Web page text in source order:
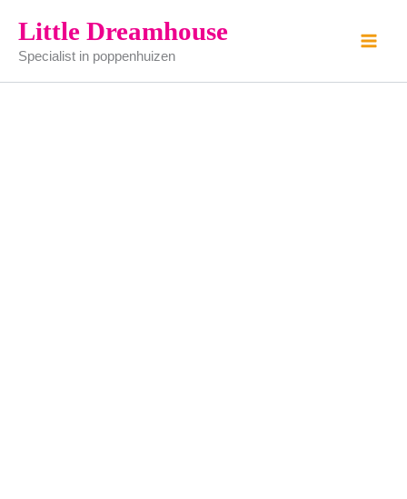
naar
inhoud
Little Dreamhouse
Specialist in poppenhuizen
-
3
stuks
aantal